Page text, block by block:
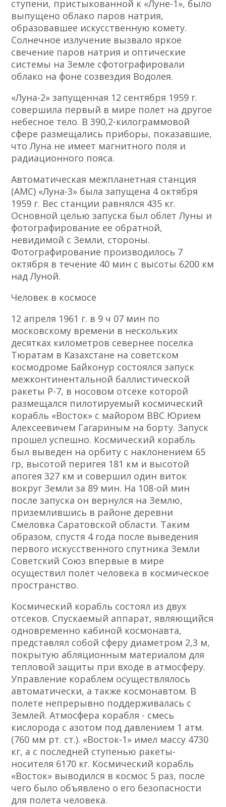
ступени, пристыкованной к «Луне-1», было
выпущено облако паров натрия,
образовавшее искусственную комету.
Солнечное излучение вызвало яркое
свечение паров натрия и оптические
системы на Земле сфотографировали
облако на фоне созвездия Водолея.
«Луна-2» запущенная 12 сентября 1959 г.
совершила первый в мире полет на другое
небесное тело. В 390,2-килограммовой
сфере размещались приборы, показавшие,
что Луна не имеет магнитного поля и
радиационного пояса.
Автоматическая межпланетная станция
(АМС) «Луна-3» была запущена 4 октября
1959 г. Вес станции равнялся 435 кг.
Основной целью запуска был облет Луны и
фотографирование ее обратной,
невидимой с Земли, стороны.
Фотографирование производилось 7
октября в течение 40 мин с высоты 6200 км
над Луной.
Человек в космосе
12 апреля 1961 г. в 9 ч 07 мин по
московскому времени в нескольких
десятках километров севернее поселка
Тюратам в Казахстане на советском
космодроме Байконур состоялся запуск
межконтинентальной баллистической
ракеты Р-7, в носовом отсеке которой
размещался пилотируемый космический
корабль «Восток» с майором ВВС Юрием
Алексеевичем Гагариным на борту. Запуск
прошел успешно. Космический корабль
был выведен на орбиту с наклонением 65
гр, высотой перигея 181 км и высотой
апогея 327 км и совершил один виток
вокруг Земли за 89 мин. На 108-ой мин
после запуска он вернулся на Землю,
приземлившись в районе деревни
Смеловка Саратовской области. Таким
образом, спустя 4 года после выведения
первого искусственного спутника Земли
Советский Союз впервые в мире
осуществил полет человека в космическое
пространство.
Космический корабль состоял из двух
отсеков. Спускаемый аппарат, являющийся
одновременно кабиной космонавта,
представлял собой сферу диаметром 2,3 м,
покрытую абляционным материалом для
тепловой защиты при входе в атмосферу.
Управление кораблем осуществлялось
автоматически, а также космонавтом. В
полете непрерывно поддерживалась с
Землей. Атмосфера корабля - смесь
кислорода с азотом под давлением 1 атм.
(760 мм рт. ст.). «Восток-1» имел массу 4730
кг, а с последней ступенью ракеты-
носителя 6170 кг. Космический корабль
«Восток» выводился в космос 5 раз, после
чего было объявлено о его безопасности
для полета человека.